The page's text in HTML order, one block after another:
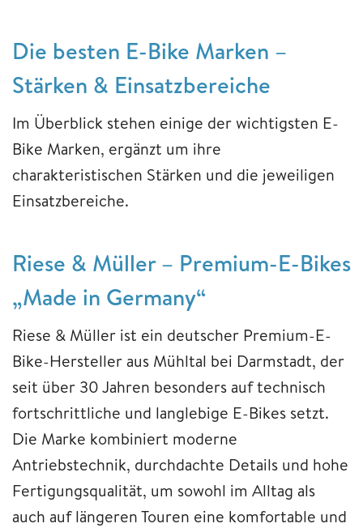
Die besten E-Bike Marken –
Stärken & Einsatzbereiche
Im Überblick stehen einige der wichtigsten E-
Bike Marken, ergänzt um ihre
charakteristischen Stärken und die jeweiligen
Einsatzbereiche.
Riese & Müller – Premium-E-Bikes
„Made in Germany“
Riese & Müller ist ein deutscher Premium-E-
Bike-Hersteller aus Mühltal bei Darmstadt, der
seit über 30 Jahren besonders auf technisch
fortschrittliche und langlebige E-Bikes setzt.
Die Marke kombiniert moderne
Antriebstechnik, durchdachte Details und hohe
Fertigungsqualität, um sowohl im Alltag als
auch auf längeren Touren eine komfortable und